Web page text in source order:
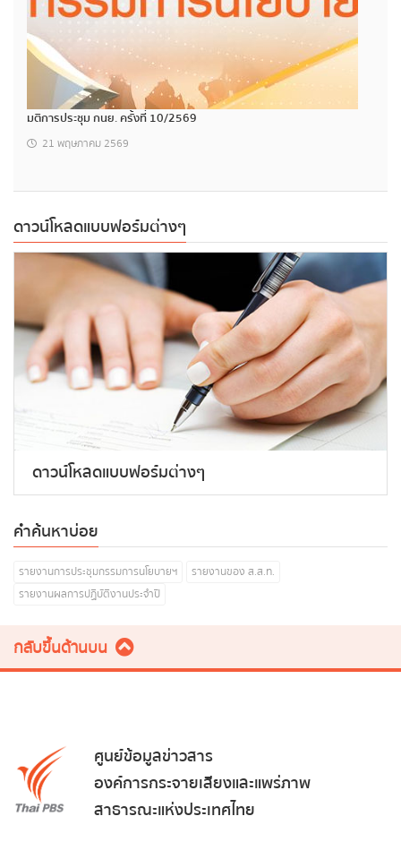
มติการประชุม กนย. ครั้งที่ 10/2569
21 พฤษภาคม 2569
ดาวน์โหลดแบบฟอร์มต่างๆ
ดาวน์โหลดแบบฟอร์มต่างๆ
คำค้นหาบ่อย
รายงานการประชุมกรรมการนโยบายฯ
รายงานของ ส.ส.ท.
รายงานผลการปฏิบัติงานประจำปี
กลับขึ้นด้านบน
ศูนย์ข้อมูลข่าวสาร
องค์การกระจายเสียงและแพร่ภาพ
สาธารณะแห่งประเทศไทย